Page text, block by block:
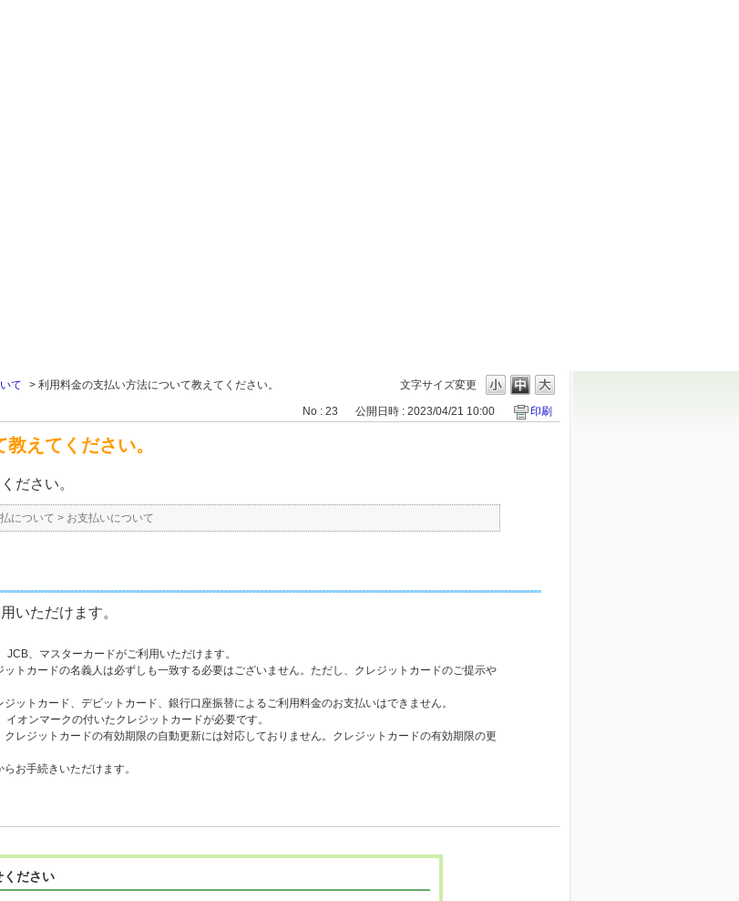
文字サイズ変更
て > 利用料金の支払い方法について教えてください。
No : 23 公開日時 : 2023/04/21 10:00 印刷
えてください。
ださい。
について > お支払いについて
いただけます。
、マスターカードがご利用いただけます。
トカードの名義人は必ずしも一致する必要はございません。ただし、クレジットカードのご提示や
ットカード、デビットカード、銀行口座振替によるご利用料金のお支払いはできません。
オンマークの付いたクレジットカードが必要です。
レジットカードの有効期限の自動更新には対応しておりません。クレジットカードの有効期限の更
らお手続きいただけます。
ださい